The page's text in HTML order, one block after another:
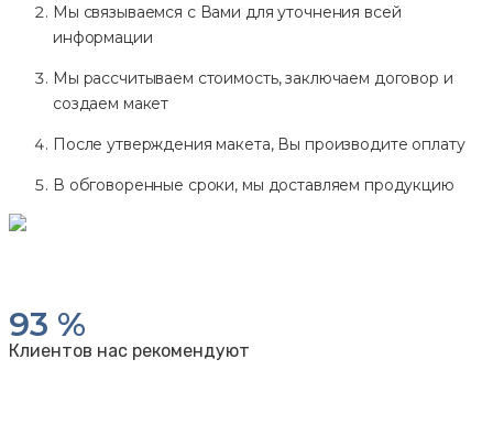
Мы связываемся с Вами для уточнения всей
информации
Мы рассчитываем стоимость, заключаем договор и
создаем макет
После утверждения макета, Вы производите оплату
В обговоренные сроки, мы доставляем продукцию
93 %
Клиентов нас рекомендуют